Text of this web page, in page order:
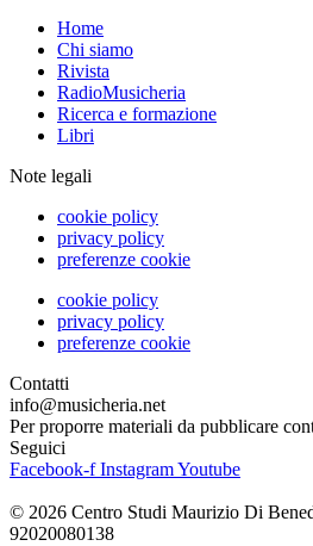
Home
Chi siamo
Rivista
RadioMusicheria
Ricerca e formazione
Libri
Note legali
cookie policy
privacy policy
preferenze cookie
cookie policy
privacy policy
preferenze cookie
Contatti
info@musicheria.net
Per proporre materiali da pubblicare
Seguici
Facebook-f InstagramYoutube
© 2026 Centro Studi Maurizio Di
92020080138